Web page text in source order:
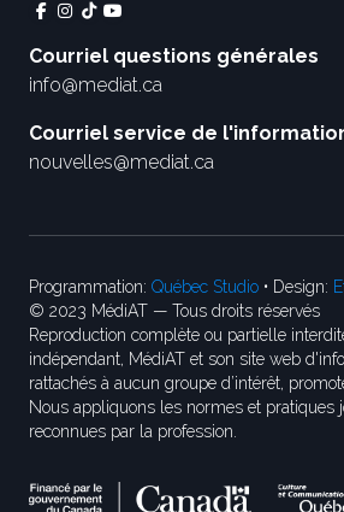
Courriel questions générales
info@mediat.ca
Courriel service de
nouvelles@mediat.ca
Programmation: Québec Studio • Design:
© 2023 MédiAT — Tous droits réservés
Reproduction complète ou partielle
indépendant, MédiAT et son site web
rattachés à aucun groupe d’intérêt,
Nous appliquons les normes et pratiques
reconnues par la profession.